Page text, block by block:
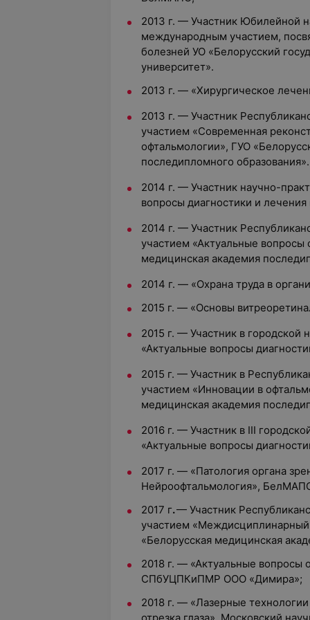
2013 г. — Участник Юбилейной
международным участием,
болезней УО «Белорусский
университет».
2013 г. — «Хирургическое
2013 г. — Участник
участием «Современная
офтальмологии», ГУО
последипломного образования».
2014 г. — Участник научно-
вопросы диагностики и лечения
2014 г. — Участник
участием «Актуальные вопросы
медицинская академия
2014 г. — «Охрана труда в
2015 г. — «Основы
2015 г. — Участник в городской
«Актуальные вопросы
2015 г. — Участник в
участием «Инновации в
медицинская академия
2016 г. — Участник в III
«Актуальные вопросы
2017 г. — «Патология органа
Нейроофтальмология»,
2017 г.— Участник
участием
«Белорусская медицинская
2018 г. — «Актуальные вопросы
СПбУЦПКиПМР ООО «Димира»;
2018 г. — «Лазерные